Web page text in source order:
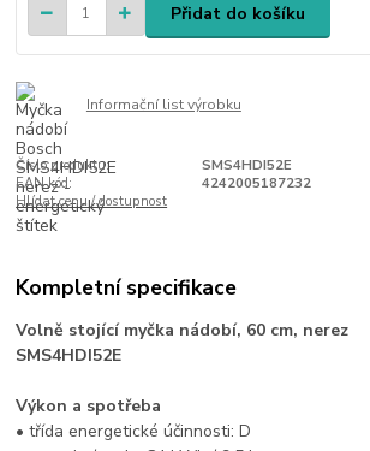
Přidat do košíku
Informační list výrobku
Číslo produktu:
SMS4HDI52E
EAN kód:
4242005187232
Hlídat cenu / dostupnost
Kompletní specifikace
Volně stojící myčka nádobí, 60 cm, nerez
SMS4HDI52E
Výkon a spotřeba
• třída energetické účinnosti: D